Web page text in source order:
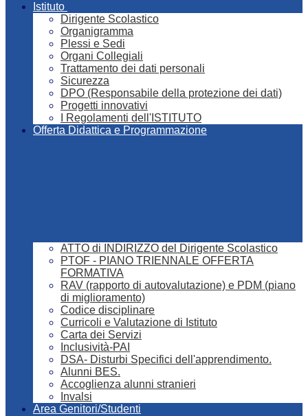
Istituto
Dirigente Scolastico
Organigramma
Plessi e Sedi
Organi Collegiali
Trattamento dei dati personali
Sicurezza
DPO (Responsabile della protezione dei dati)
Progetti innovativi
I Regolamenti dell'ISTITUTO
Offerta Didattica e Programmazione
ATTO di INDIRIZZO del Dirigente Scolastico
PTOF - PIANO TRIENNALE OFFERTA
FORMATIVA
RAV (rapporto di autovalutazione) e PDM (piano
di miglioramento)
Codice disciplinare
Curricoli e Valutazione di Istituto
Carta dei Servizi
Inclusività-PAI
DSA- Disturbi Specifici dell'apprendimento.
Alunni BES.
Accoglienza alunni stranieri
Invalsi
Area Genitori/Studenti